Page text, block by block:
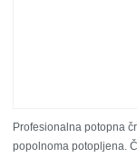
Profesionalna potopna
popolnoma potopljena.